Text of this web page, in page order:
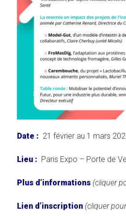
Date : 21 février au 1 mars
Lieu : Paris Expo – Porte de
Plus d’informations (cliquer
Lien d’inscription (cliquer